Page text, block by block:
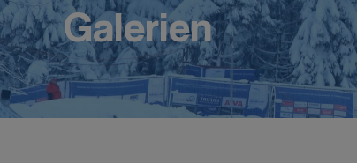
Galerien